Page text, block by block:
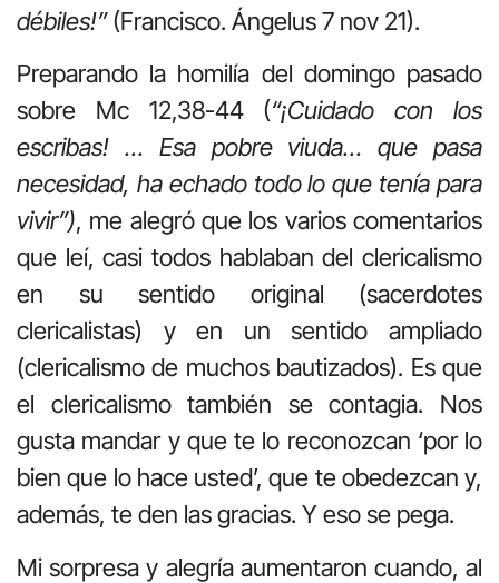
débiles!”(Francisco. Ángelus 7 nov 21).
Preparando la homilía del domingo pasado
sobre Mc 12,38-44 (“¡Cuidado con los
escribas! … Esa pobre viuda… que pasa
necesidad, ha echado todo lo que tenía para
vivir”), me alegró que los varios comentarios
que leí, casi todos hablaban del clericalismo
en su sentido original (sacerdotes
clericalistas) y en un sentido ampliado
(clericalismo de muchos bautizados). Es que
el clericalismo también se contagia. Nos
gusta mandar y que te lo reconozcan ‘por lo
bien que lo hace usted’, que te obedezcan y,
además, te den las gracias. Y eso se pega.
Mi sorpresa y alegría aumentaron cuando, al